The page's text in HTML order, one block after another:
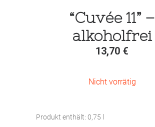
“Cuvée 11” –
alkoholfrei
13,70 €
Nicht vorrätig
Produkt enthält: 0,75